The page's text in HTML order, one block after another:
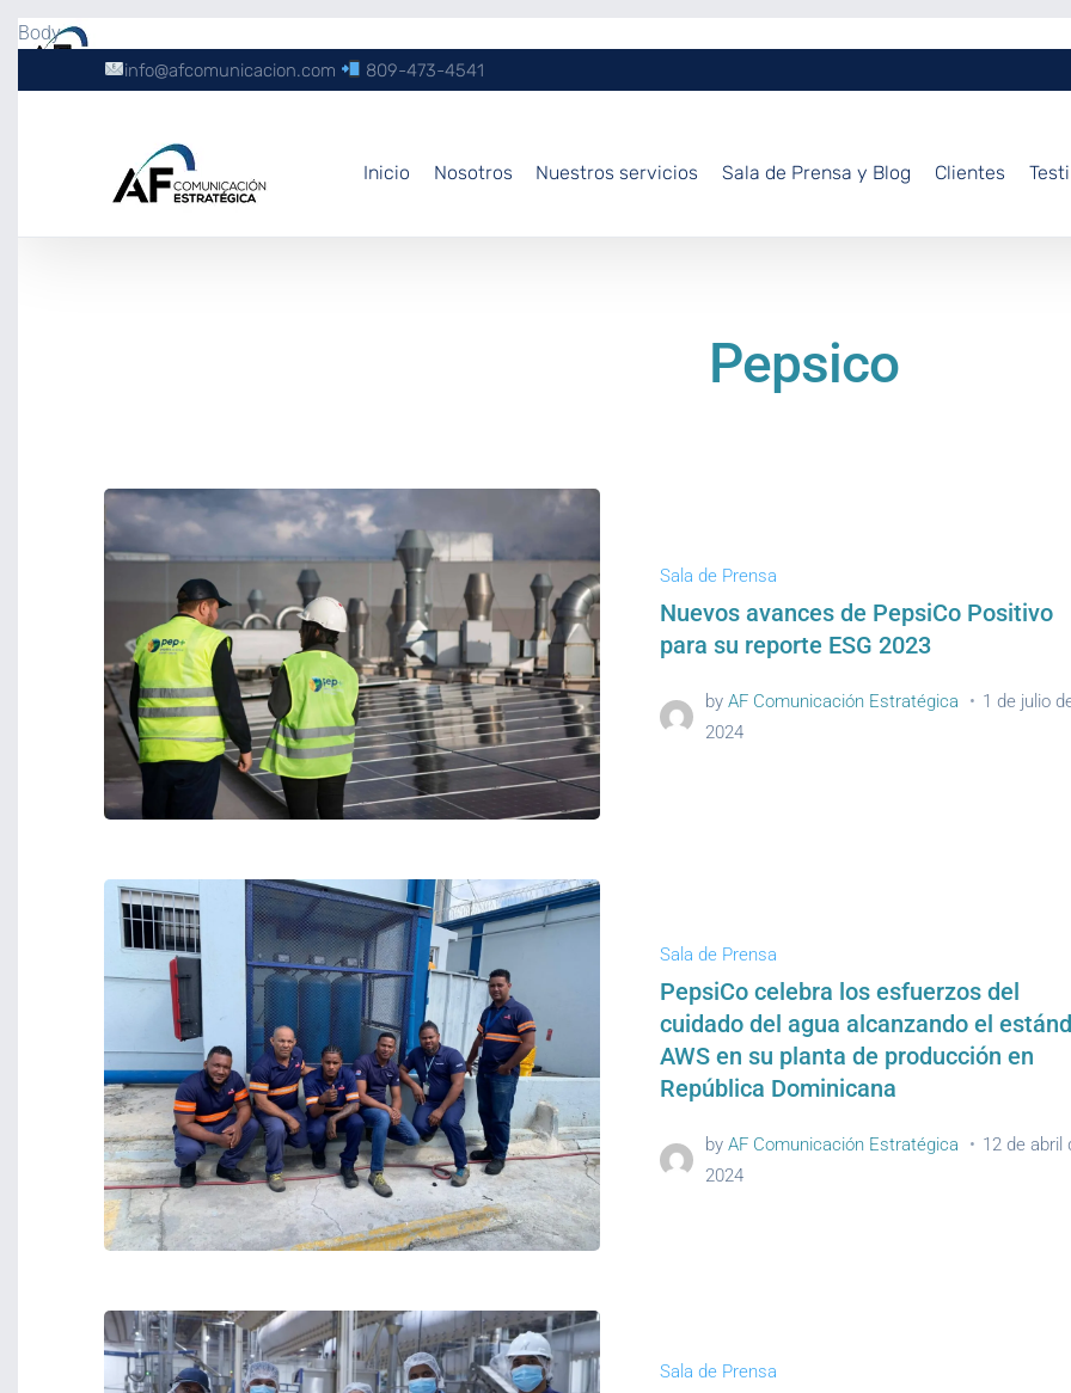
Body
info@afcomunicacion.com 809-473-4541
Inicio Nosotros Nuestros servicios Sala de Prensa y Blog Clientes
Pepsico
Sala de Prensa
Nuevos avances de PepsiCo Positivo
para su reporte ESG 2023
by AF Comunicación Estratégica
1 de julio
2024
Sala de Prensa
PepsiCo celebra los esfuerzos del
cuidado del agua alcanzando el
AWS en su planta de producción en
República Dominicana
by AF Comunicación Estratégica
12 de abril
2024
Sala de Prensa